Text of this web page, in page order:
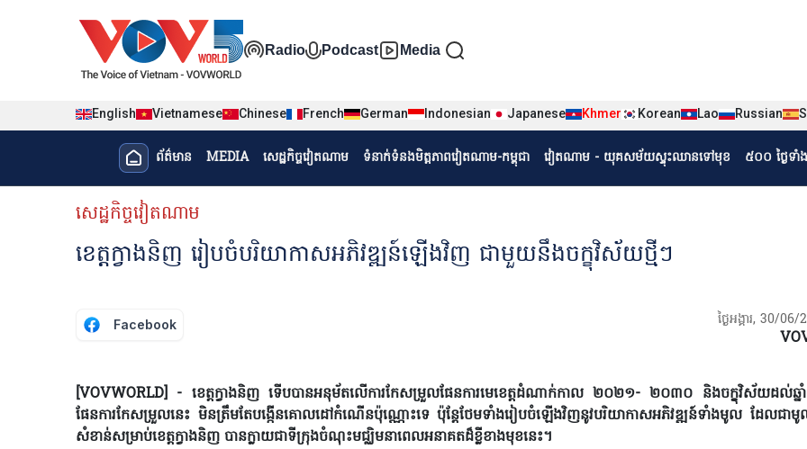
Đa phương tiện tiếng Khmer
Radio Podcast Media
English Vietnamese Chinese French German Indonesian Japanese Khmer Korean Lao Russian
Menu trang chủ tiếng Khmer
ព័ត៌មាន​ MEDIA សេដ្ឋកិច្ចវៀតណាម ទំនាក់ទំនងមិត្តភាពវៀតណាម-កម្ពុជា វៀតណាម - យុគសម័យស្ទុះឈានទៅមុខ ៥០០ ថ្ងៃទ
menu phụ tiếng Khmer
សេដ្ឋកិច្ចវៀតណាម
ខេត្តក្វាងនិញ រៀបចំបរិយាកាសអភិវឌ្ឍន៍​ឡើង​វិញ ជាមួយនឹងចក្ខុវិស័យថ្មីៗ
Facebook ថ្ងៃអង្គារ, 30/
[VOVWORLD] - ខេត្តក្វាងនិញ ទើបបានអនុម័តលើ​ការកែសម្រួលផែនការមេ​ខេត្តដំណាក់​កាល ២០២១- ២០៣០ និង​ចក្ខុវិស័យដល់ឆ្
ផែនការកែសម្រួលនេះ មិនត្រឹមតែបង្កើន​គោលដៅកំណើនប៉ុណ្ណោះទេ ប៉ុន្តែ​ថែមទាំងរៀបចំ​ឡើង​វិញ​នូវ​បរិយាកាសអភិវឌ្ឍន៍ទាំង​មូល ដែលជាមូល
សំខាន់សម្រាប់ខេត្តក្វាងនិញ បានក្លាយជាទីក្រុងចំណុះ​មជ្ឈិម​នាពេលអនាគតដ៏ខ្លីខាងមុខនេះ។